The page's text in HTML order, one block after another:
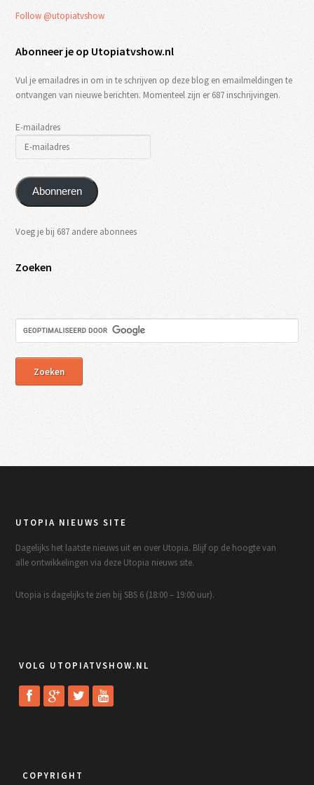
Follow @utopiatvshow
Abonneer je op Utopiatvshow.nl
Vul je emailadres in om in te schrijven op deze blog en emailmeldingen te
ontvangen van nieuwe berichten. Momenteel zijn er 687 inschrijvingen.
E-mailadres
Abonneren
Voeg je bij 687 andere abonnees
Zoeken
UTOPIA NIEUWS SITE
Dagelijks het laatste nieuws uit en over Utopia. Blijf op de hoogte van
alle ontwikkelingen via deze Utopia nieuws site.
Utopia is dagelijks te zien bij SBS 6 (18:00 – 19:00 uur).
VOLG UTOPIATVSHOW.NL
COPYRIGHT